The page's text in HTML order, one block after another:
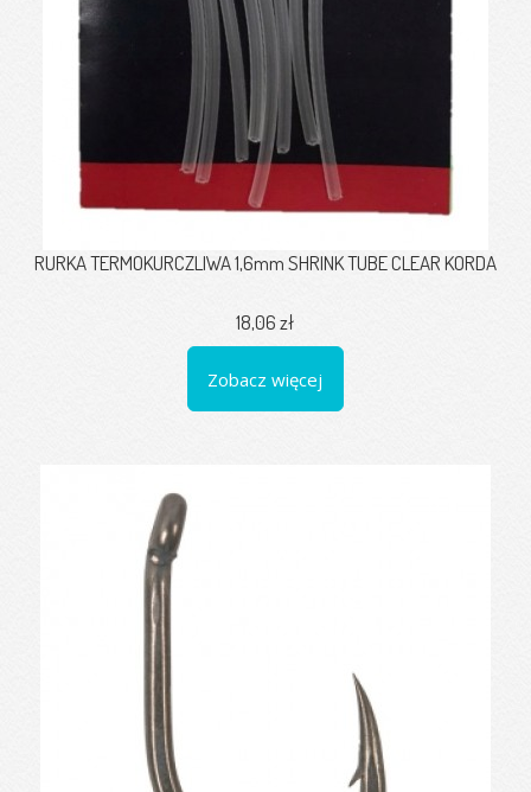
RURKA TERMOKURCZLIWA 1,6mm SHRINK TUBE CLEAR KORDA
18,06 zł
Zobacz więcej